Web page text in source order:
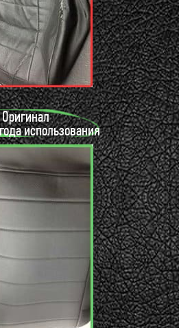
Оригинал
использования